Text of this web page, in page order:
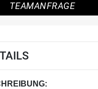
TEAMANFRAGE